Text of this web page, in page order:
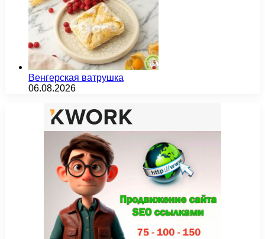
Венгерская ватрушка
06.08.2026